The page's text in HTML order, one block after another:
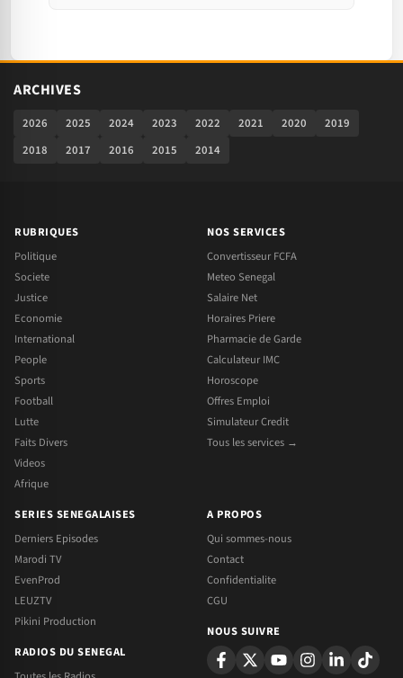
ARCHIVES
2026 2025 2024 2023 2022 2021 2020
2019
2018
2017 2016 2015 2014
RUBRIQUES
Politique
Societe
Justice
Economie
International
People
Sports
Football
Lutte
Faits Divers
Videos
Afrique
NOS SERVICES
Convertisseur FCFA
Meteo Senegal
Salaire Net
Horaires Priere
Pharmacie de Garde
Calculateur IMC
Horoscope
Offres Emploi
Simulateur Credit
Tous les services →
SERIES SENEGALAISES
Derniers Episodes
Marodi TV
EvenProd
LEUZTV
Pikini Production
RADIOS DU SENEGAL
A PROPOS
Qui sommes-nous
Contact
Confidentialite
CGU
NOUS SUIVRE